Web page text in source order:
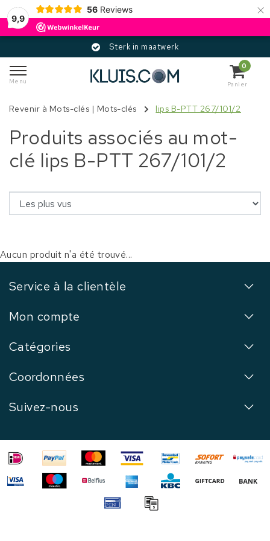
9,9
56 Reviews ×
Sterk in maatwerk
Menu
0
Panier
Revenir à Mots-clés | Mots-clés lips B-PTT 267/101/2
Produits associés au mot-
clé lips B-PTT 267/101/2
Aucun produit n'a été trouvé...
Service à la clientèle
Mon compte
Catégories
Coordonnées
Suivez-nous